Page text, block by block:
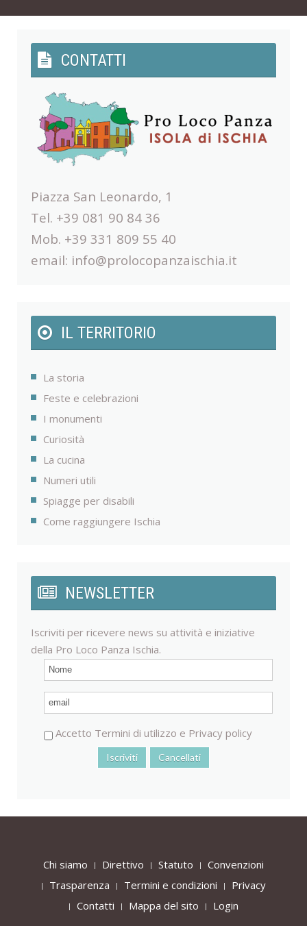
CONTATTI
Piazza San Leonardo, 1
Tel. +39 081 90 84 36
Mob. +39 331 809 55 40
email: info@prolocopanzaischia.it
IL TERRITORIO
La storia
Feste e celebrazioni
I monumenti
Curiosità
La cucina
Numeri utili
Spiagge per disabili
Come raggiungere Ischia
NEWSLETTER
Iscriviti per ricevere news su attività e iniziative
della Pro Loco Panza Ischia.
Accetto Termini di utilizzo e Privacy policy
Chi siamo Direttivo Statuto
Convenzioni
Trasparenza
Termini e condizioni
Privacy
Contatti
Mappa del sito Login